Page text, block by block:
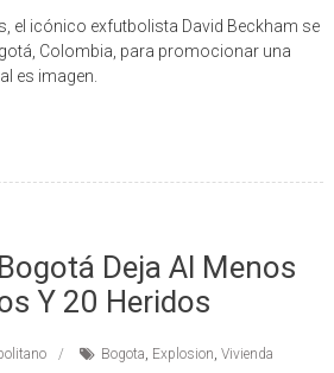
el icónico exfutbolista David Beckham se
Colombia, para promocionar una
es imagen.
Deja Al Menos
Y 20 Heridos
Bogota, Explosion, Vivienda